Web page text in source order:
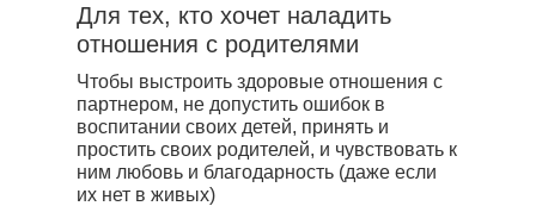
Для тех, кто хочет наладить
отношения с родителями
Чтобы выстроить здоровые отношения с
партнером, не допустить ошибок в
воспитании своих детей, принять и
простить своих родителей, и чувствовать к
ним любовь и благодарность (даже если
их нет в живых)